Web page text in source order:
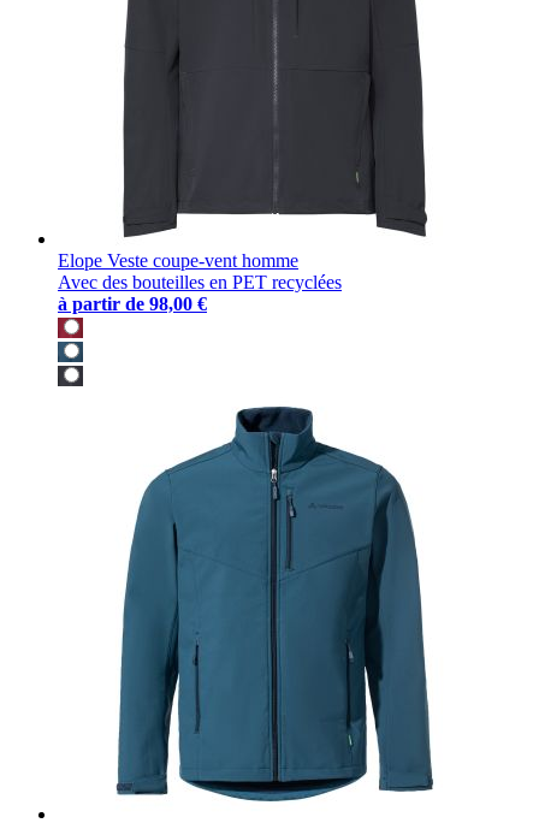
Elope Veste coupe-vent homme
Avec des bouteilles en PET recyclées
à partir de 98,00 €